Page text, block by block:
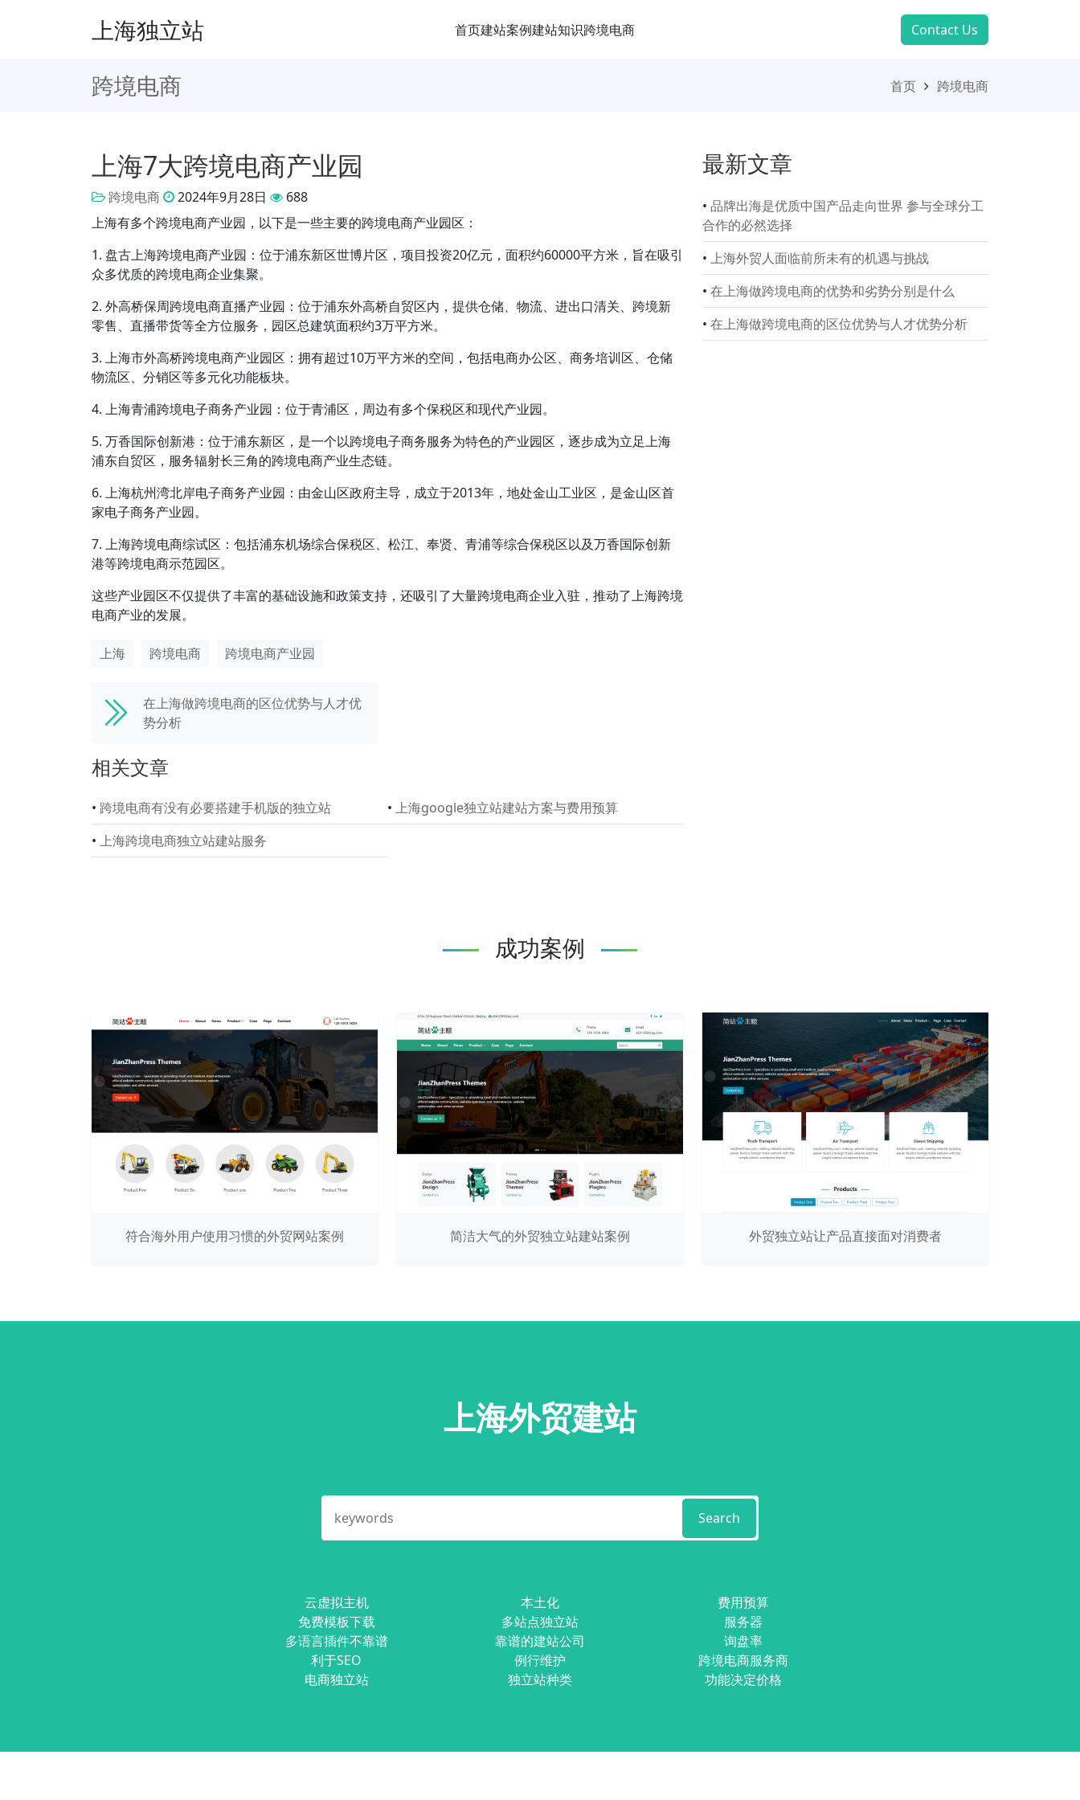
上海独立站 首页建站案例建站知识跨境电商 Contact Us
跨境电商 首页 跨境电商
上海7大跨境电商产业园
跨境电商 2024年9月28日
688
上海有多个跨境电商产业园，以下是一些主要的跨境电商产业园区：
1. 盘古上海跨境电商产业园：位于浦东新区世博片区，项目投资20亿元，面积约60000平方米，旨在吸引
众多优质的跨境电商企业集聚。
2. 外高桥保周跨境电商直播产业园：位于浦东外高桥自贸区内，提供仓储、物流、进出口清关、跨境新
零售、直播带货等全方位服务，园区总建筑面积约3万平方米。
3. 上海市外高桥跨境电商产业园区：拥有超过10万平方米的空间，包括电商办公区、商务培训区、仓储
物流区、分销区等多元化功能板块。
4. 上海青浦跨境电子商务产业园：位于青浦区，周边有多个保税区和现代产业园。
5. 万香国际创新港：位于浦东新区，是一个以跨境电子商务服务为特色的产业园区，逐步成为立足上海
浦东自贸区，服务辐射长三角的跨境电商产业生态链。
6. 上海杭州湾北岸电子商务产业园：由金山区政府主导，成立于2013年，地处金山工业区，是金山区首
家电子商务产业园。
7. 上海跨境电商综试区：包括浦东机场综合保税区、松江、奉贤、青浦等综合保税区以及万香国际创新
港等跨境电商示范园区。
这些产业园区不仅提供了丰富的基础设施和政策支持，还吸引了大量跨境电商企业入驻，推动了上海跨境
电商产业的发展。
上海 跨境电商 跨境电商产业园
在上海做跨境电商的区位优势与人才优
势分析
相关文章
• 跨境电商有没有必要搭建手机版的独立站 • 上海google独立站建站方案与费用预算
• 上海跨境电商独立站建站服务
最新文章
• 品牌出海是优质中国产品走向世界 参与全球分工
合作的必然选择
• 上海外贸人面临前所未有的机遇与挑战
• 在上海做跨境电商的优势和劣势分别是什么
• 在上海做跨境电商的区位优势与人才优势分析
成功案例
符合海外用户使用习惯的外贸网站案例 简洁大气的外贸独立站建站案例 外贸独立站让产品直接面对消费者
上海外贸建站
Search
云虚拟主机 本土化
费用预算
免费模板下载
多站点独立站
服务器
多语言插件不靠谱
靠谱的建站公司
询盘率
利于SEO
例行维护
跨境电商服务商
电商独立站
独立站种类 功能决定价格